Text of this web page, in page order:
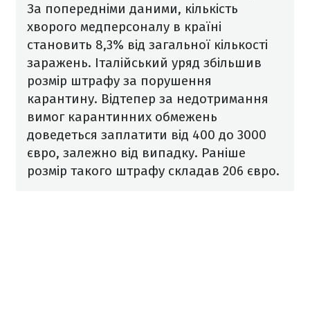
За попередніми даними, кількість
хворого медперсоналу в країні
становить 8,3% від загальної кількості
заражень. Італійський уряд збільшив
розмір штрафу за порушення
карантину. Відтепер за недотримання
вимог карантинних обмежень
доведеться заплатити від 400 до 3000
євро, залежно від випадку. Раніше
розмір такого штрафу складав 206 євро.